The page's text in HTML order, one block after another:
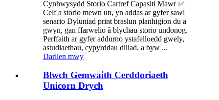
Cynhwysydd Storio Cartref Capasiti Mawr ✅
Celf a storio mewn un, yn addas ar gyfer sawl
senario Dyluniad print braslun planhigion du a
gwyn, gan ffarwelio â blychau storio undonog.
Perffaith ar gyfer addurno ystafelloedd gwely,
astudiaethau, cypyrddau dillad, a byw ...
Darllen mwy
Blwch Gemwaith Cerddoriaeth
Unicorn Drych